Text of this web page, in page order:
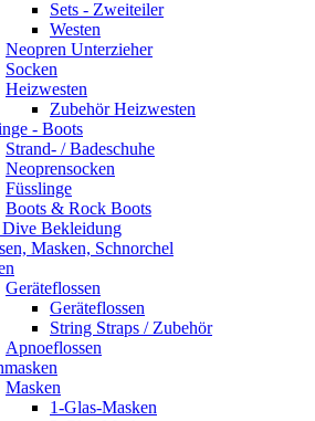
Sets - Zweiteiler
Westen
Neopren Unterzieher
Socken
Heizwesten
Zubehör Heizwesten
- Boots
Strand- / Badeschuhe
Neoprensocken
Füsslinge
Boots & Rock Boots
Bekleidung
Masken, Schnorchel
Geräteflossen
Geräteflossen
String Straps / Zubehör
Apnoeflossen
Masken
1-Glas-Masken